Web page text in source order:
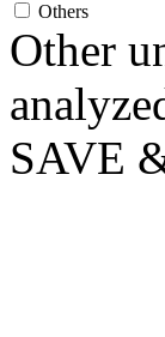
Others
Other
SAVE